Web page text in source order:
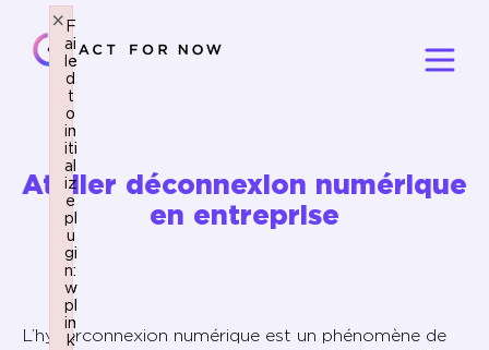
Atelier déconnexion numérique
en entreprise
L’hyperconnexion numérique est un phénomène de
F
ai
le
d
t
o
in
iti
al
iz
e
pl
u
gi
n:
w
pl
in
k
× F
ai
le
d
t
o
in
iti
al
iz
e
pl
u
gi
n:
w
pl
in
k
×